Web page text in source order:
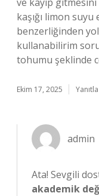
kaşığı limon suyu
benzerliğinden
kullanabilirim
tohumu şeklinde
Ekim 17, 2025 Yanıtla
admin
Ata! Sevgili
akademik